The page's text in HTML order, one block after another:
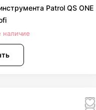
Patrol QS ONE
наличие